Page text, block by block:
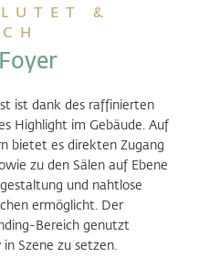
&
ist dank des raffinierten
Highlight im Gebäude. Auf
bietet es direkten Zugang
zu den Sälen auf Ebene
und nahtlose
ermöglicht. Der
Bereich genutzt
Szene zu setzen.